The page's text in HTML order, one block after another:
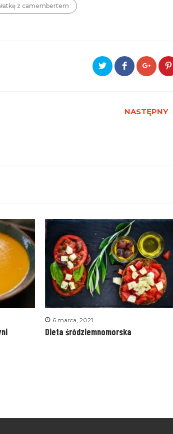
z camembertem
NASTĘPNY
6 marca, 2021
Dieta śródziemnomorska